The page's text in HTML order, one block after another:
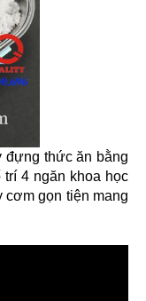
đựng thức ăn bằng
trí 4 ngăn khoa học
cơm gọn tiện mang